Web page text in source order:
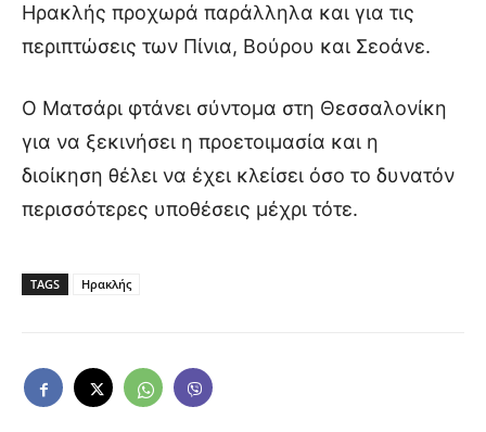
Ηρακλής προχωρά παράλληλα και για τις
περιπτώσεις των Πίνια, Βούρου και Σεοάνε.
Ο Ματσάρι φτάνει σύντομα στη Θεσσαλονίκη
για να ξεκινήσει η προετοιμασία και η
διοίκηση θέλει να έχει κλείσει όσο το δυνατόν
περισσότερες υποθέσεις μέχρι τότε.
TAGS Ηρακλής